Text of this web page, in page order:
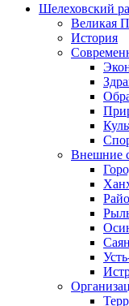
Шелеховский
Великая
История
Внешние